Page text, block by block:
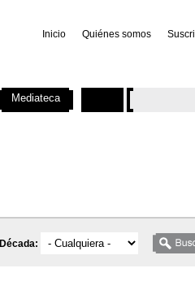
Inicio Quiénes somos
Década:
Mediateca